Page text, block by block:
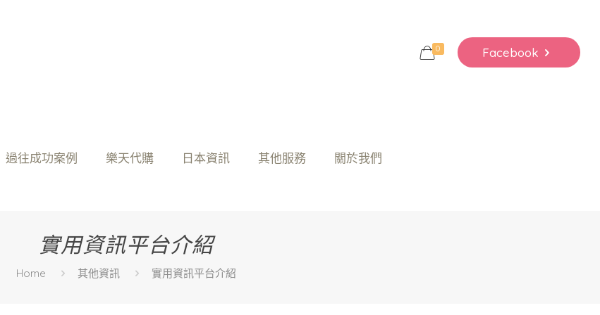
過往成功案例 樂天代購 日本資訊 其他服務 關於我們
0 Facebook
實用資訊平台介紹
Home 其他資訊 實用資訊平台介紹